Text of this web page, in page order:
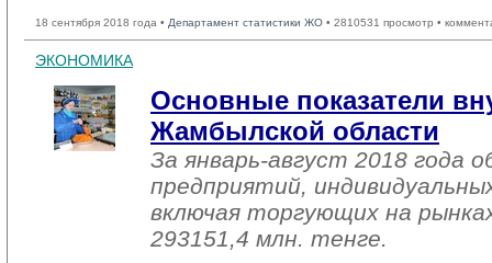
18 сентября 2018 года • Департамент статистики ЖО • 2810531 просмотр •
ЭКОНОМИКА
Основные показатели
Жамбылской области
За январь-август 2018 года
предприятий,
включая торгующих на
293151,4 млн. тенге.